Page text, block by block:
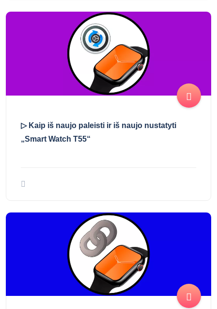
To Kaip įkrauti išmanųjį laikrodį T55
„Smart Watch T55“